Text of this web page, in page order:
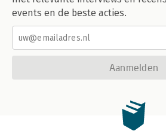
events en de beste acties.
Aanmelden